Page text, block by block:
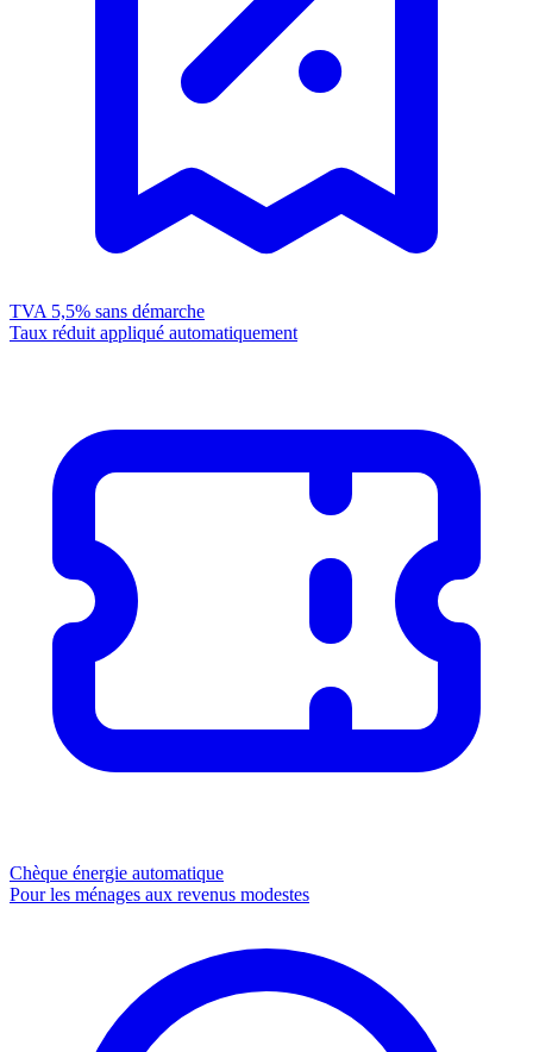
TVA 5,5% sans démarche
Taux réduit appliqué automatiquement
Chèque énergie automatique
Pour les ménages aux revenus modestes